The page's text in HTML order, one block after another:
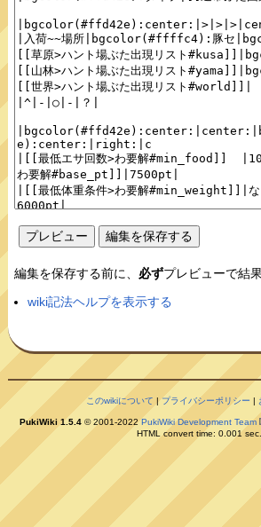
編集を保存する前に、 必ずプレビューで結
wiki記法ヘルプを表示する
このwikiについて |プライバシーポリシー |
PukiWiki 1.5.4 © 2001-2022PukiWiki Development Team
HTML convert time: 0.001 sec.